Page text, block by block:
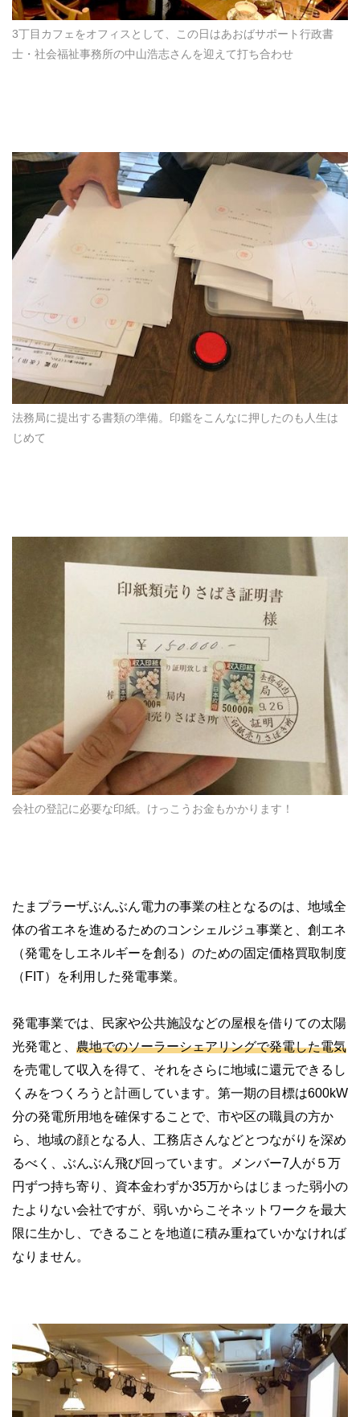
3丁目カフェをオフィスとして、この日はあおばサポート行政書
士・社会福祉事務所の中山浩志さんを迎えて打ち合わせ
法務局に提出する書類の準備。印鑑をこんなに押したのも人生は
じめて
会社の登記に必要な印紙。けっこうお金もかかります！
たまプラーザぶんぶん電力の事業の柱となるのは、地域全
体の省エネを進めるためのコンシェルジュ事業と、創エネ
（発電をしエネルギーを創る）のための固定価格買取制度
（FIT）を利用した発電事業。
発電事業では、民家や公共施設などの屋根を借りての太陽
光発電と、 農地でのソーラーシェアリングで発電した電気
を売電して収入を得て、それをさらに地域に還元できるし
くみをつくろうと計画しています。第一期の目標は600kW
分の発電所用地を確保することで、市や区の職員の方か
ら、地域の顔となる人、工務店さんなどとつながりを深め
るべく、ぶんぶん飛び回っています。メンバー7人が５万
円ずつ持ち寄り、資本金わずか35万からはじまった弱小の
たよりない会社ですが、弱いからこそネットワークを最大
限に生かし、できることを地道に積み重ねていかなければ
なりません。